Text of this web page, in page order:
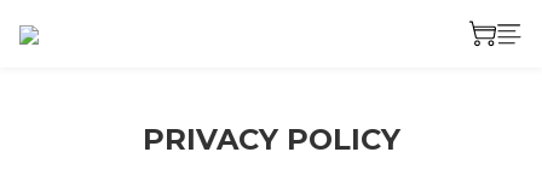
PRIVACY POLICY